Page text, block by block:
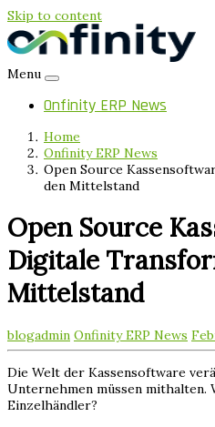
Skip to content
Menu
Onfinity ERP News
Home
Onfinity ERP News
Open Source
den Mittelstand
Open Source
Digitale
Mittelstand
blogadmin Onfinity ERP News
Die Welt der Kassensoftware
Unternehmen müssen mithalten.
Einzelhändler?